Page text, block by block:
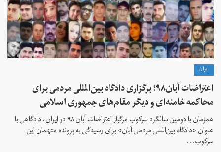
ايران
اعتراضات آبان‌۹۸؛ برگزاری دادگاه بین‌المللی مردمی برای
محاکمه خامنه‌ای و دیگر مقام‌های جمهوری اسلامی
همزمان با دومین سالگرد سرکوب مرگبار اعتراضات آبان ۹۸ در ایران، دادگاهی با
عنوان «دادگاه بین‌المللی مردمی آبان» برای رسیدگی به پرونده متهمان این
سرکوب...